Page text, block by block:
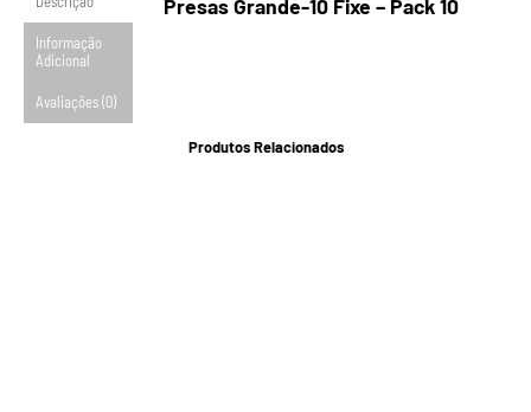
Informação
Adicional
Avaliações (0)
Presas Grande-10 Fixe – Pack 10
Produtos Relacionados